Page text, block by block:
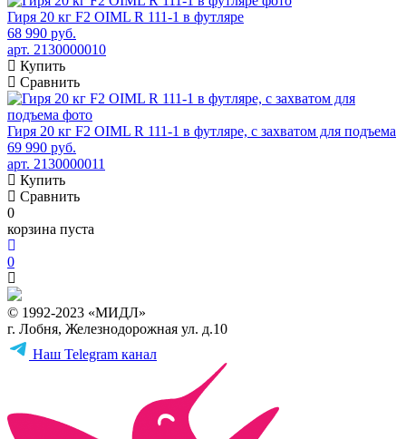
Гиря 20 кг F2 OIML R 111-1 в футляре
68 990 руб.
арт. 2130000010
Купить
Сравнить
Гиря 20 кг F2 OIML R 111-1 в футляре, с захватом для подъема
69 990 руб.
арт. 2130000011
Купить
Сравнить
0
корзина пуста
0
© 1992-2023 «МИДЛ»
г. Лобня, Железнодорожная ул. д.10
Наш Telegram канал